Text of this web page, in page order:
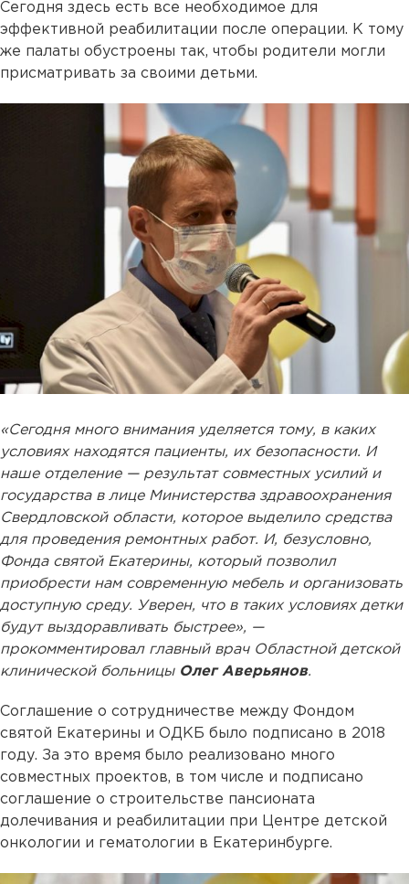
Сегодня здесь есть все необходимое для
эффективной реабилитации после операции. К тому
же палаты обустроены так, чтобы родители могли
присматривать за своими детьми.
«Сегодня много внимания уделяется тому, в каких
условиях находятся пациенты, их безопасности. И
наше отделение — результат совместных усилий и
государства в лице Министерства здравоохранения
Свердловской области, которое выделило средства
для проведения ремонтных работ. И, безусловно,
Фонда святой Екатерины, который позволил
приобрести нам современную мебель и организовать
доступную среду. Уверен, что в таких условиях детки
будут выздоравливать быстрее», —
прокомментировал главный врач Областной детской
клинической больницы Олег Аверьянов.
Соглашение о сотрудничестве между Фондом
святой Екатерины и ОДКБ было подписано в 2018
году. За это время было реализовано много
совместных проектов, в том числе и подписано
соглашение о строительстве пансионата
долечивания и реабилитации при Центре детской
онкологии и гематологии в Екатеринбурге.